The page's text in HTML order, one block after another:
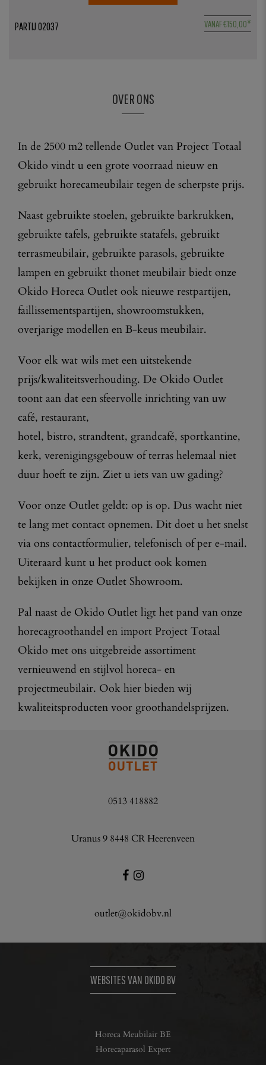
VANAF€150,00*
PARTIJ 02037
OVER ONS
In de 2500 m2 tellende Outlet van Project Totaal
Okido vindt u een grote voorraad nieuw en
gebruikt horecameubilair tegen de scherpste prijs.
Naast gebruikte stoelen, gebruikte barkrukken,
gebruikte tafels, gebruikte statafels, gebruikt
terrasmeubilair, gebruikte parasols, gebruikte
lampen en gebruikt thonet meubilair biedt onze
Okido Horeca Outlet ook nieuwe restpartijen,
faillissementspartijen, showroomstukken,
overjarige modellen en B-keus meubilair.
Voor elk wat wils met een uitstekende
prijs/kwaliteitsverhouding. De Okido Outlet
toont aan dat een sfeervolle inrichting van uw
café, restaurant,
hotel, bistro, strandtent, grandcafé, sportkantine,
kerk, verenigingsgebouw of terras helemaal niet
duur hoeft te zijn. Ziet u iets van uw gading?
Voor onze Outlet geldt: op is op. Dus wacht niet
te lang met contact opnemen. Dit doet u het snelst
via ons contactformulier, telefonisch of per e-mail.
Uiteraard kunt u het product ook komen
bekijken in onze Outlet Showroom.
Pal naast de Okido Outlet ligt het pand van onze
horecagroothandel en import Project Totaal
Okido met ons uitgebreide assortiment
vernieuwend en stijlvol horeca- en
projectmeubilair. Ook hier bieden wij
kwaliteitsproducten voor groothandelsprijzen.
0513 418882
Uranus 9 8448 CR Heerenveen
outlet@okidobv.nl
WEBSITES VAN OKIDO BV
Horeca Meubilair BE
Horecaparasol Expert